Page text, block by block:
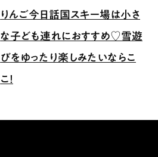
りんご今日話国スキー場は小さ
な子ども連れにおすすめ♡雪遊
びをゆったり楽しみたいならこ
こ！